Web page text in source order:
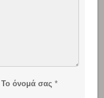
Το όνομά σας *